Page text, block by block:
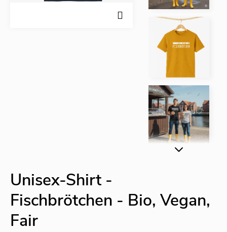
Unisex-Shirt -
Fischbrötchen - Bio, Vegan,
Fair